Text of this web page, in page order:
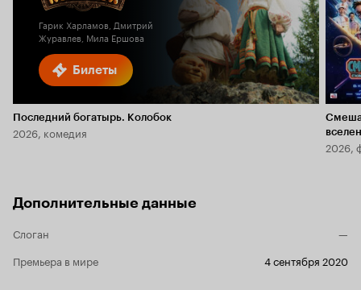
Билеты
Гарик Харламов, Дмитрий
Журавлев, Мила Ершова
Последний богатырь. Колобок
2026, комедия
2026,
Дополнительные данные
Слоган
—
Премьера в мире
4 сентября 2020